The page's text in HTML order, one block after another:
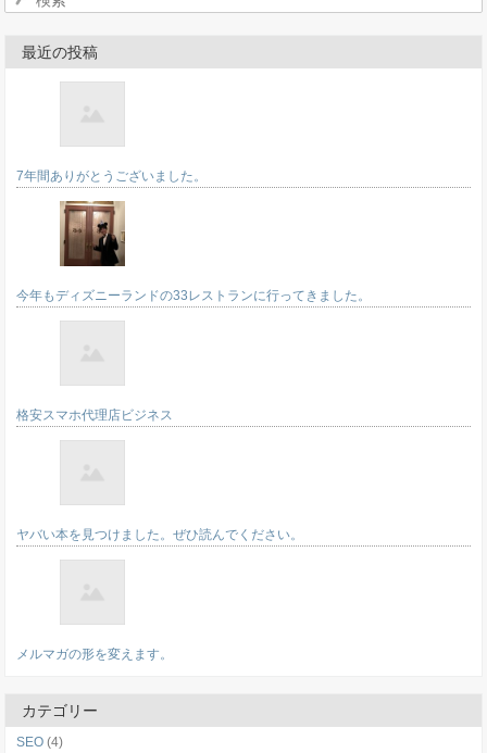
最近の投稿
7年間ありがとうございました。
今年もディズニーランドの33レストランに行ってきました。
格安スマホ代理店ビジネス
ヤバい本を見つけました。ぜひ読んでください。
メルマガの形を変えます。
カテゴリー
SEO (4)